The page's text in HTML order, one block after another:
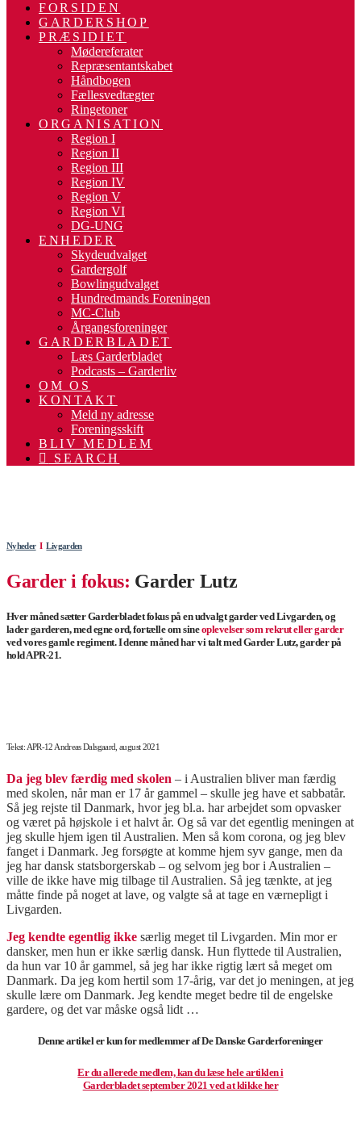
FORSIDEN
GARDERSHOP
PRÆSIDIET
Mødereferater
Repræsentantskabet
Håndbogen
Fællesvedtægter
Ringetoner
ORGANISATION
Region I
Region II
Region III
Region IV
Region V
Region VI
DG-UNG
ENHEDER
Skydeudvalget
Gardergolf
Bowlingudvalget
Hundredmands Foreningen
MC-Club
Årgangsforeninger
GARDERBLADET
Læs Garderbladet
Podcasts – Garderliv
OM OS
KONTAKT
Meld ny adresse
Foreningsskift
BLIV MEDLEM
SEARCH
NyhederΙLivgarden
Garder i fokus: Garder Lutz
Hver måned sætter Garderbladet fokus på en udvalgt garder ved Livgarden, og
lader garderen, med egne ord, fortælle om sineoplevelser som rekrut eller garder
ved vores gamle regiment. I denne måned har vi talt med Garder Lutz, garder på
hold APR-21.
Tekst: APR-12 Andreas Dalsgaard, august 2021
Da jeg blev færdig med skolen – i Australien bliver man færdig
med skolen, når man er 17 år gammel – skulle jeg have et sabbatår.
Så jeg rejste til Danmark, hvor jeg bl.a. har arbejdet som opvasker
og været på højskole i et halvt år. Og så var det egentlig meningen at
jeg skulle hjem igen til Australien. Men så kom corona, og jeg blev
fanget i Danmark. Jeg forsøgte at komme hjem syv gange, men da
jeg har dansk statsborgerskab – og selvom jeg bor i Australien –
ville de ikke have mig tilbage til Australien. Så jeg tænkte, at jeg
måtte finde på noget at lave, og valgte så at tage en værnepligt i
Livgarden.
Jeg kendte egentlig ikke særlig meget til Livgarden. Min mor er
dansker, men hun er ikke særlig dansk. Hun flyttede til Australien,
da hun var 10 år gammel, så jeg har ikke rigtig lært så meget om
Danmark. Da jeg kom hertil som 17-årig, var det jo meningen, at jeg
skulle lære om Danmark. Jeg kendte meget bedre til de engelske
gardere, og det var måske også lidt …
Denne artikel er kun for medlemmer af De Danske Garderforeninger
Er du allerede medlem, kan du læse hele artiklen i
Garderbladet september 2021 ved at klikke her